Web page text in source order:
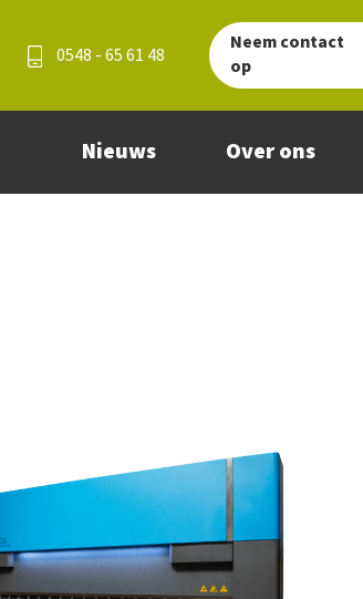
0548 - 65 61 48
Neem contact
op
Nieuws Over ons